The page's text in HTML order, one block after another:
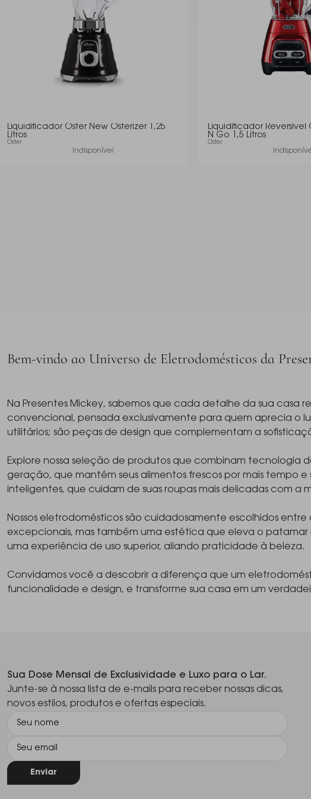
Liquidificador Oster New Osterizer 1,25
Litros
Oster
Indisponível
Liquidificador Reversível
N Go 1,5 Litros
Oster
Bem-vindo ao Universo de Eletrodomésticos da
Na Presentes Mickey, sabemos que cada detalhe da sua casa
convencional, pensada exclusivamente para quem aprecia o
utilitários; são peças de design que complementam a
Explore nossa seleção de produtos que combinam
geração, que mantém seus alimentos frescos por mais tempo
inteligentes, que cuidam de suas roupas mais delicadas com a
Nossos eletrodomésticos são cuidadosamente escolhidos
excepcionais, mas também uma estética que eleva o
uma experiência de uso superior, aliando praticidade à beleza.
Convidamos você a descobrir a diferença que um
funcionalidade e design, e transforme sua casa em um
Sua Dose Mensal de Exclusividade e Luxo para o Lar.
Junte-se à nossa lista de e-mails para receber nossas dicas,
novos estilos, produtos e ofertas especiais.
Enviar